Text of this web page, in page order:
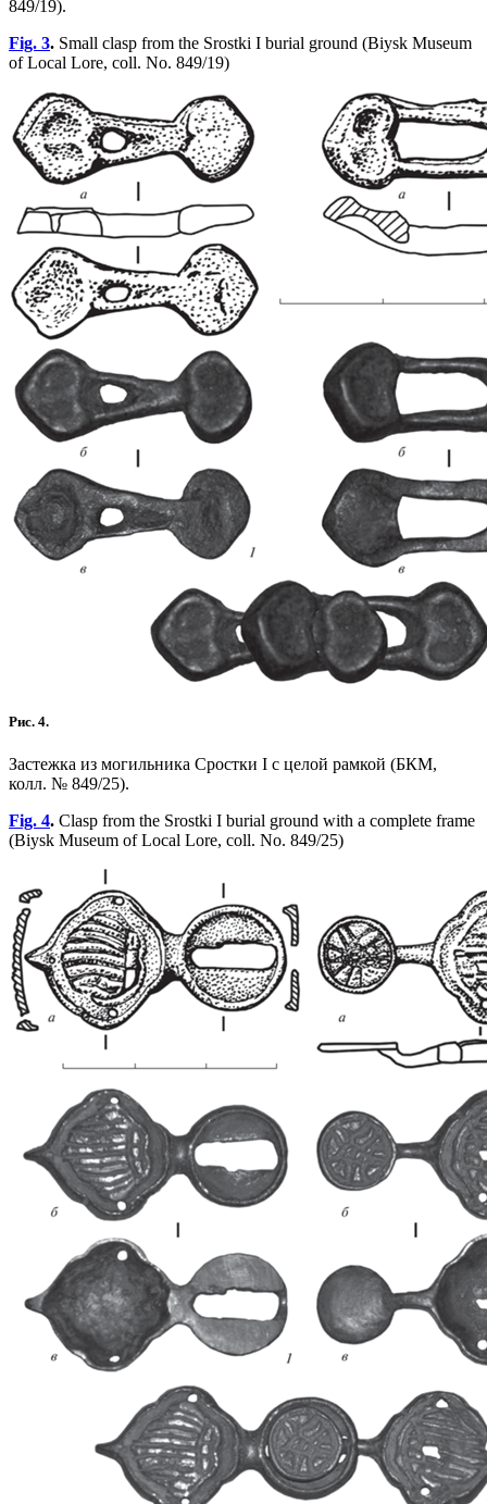
849/19).
Fig. 3. Small clasp from the Srostki I burial ground (Biysk Museum
of Local Lore, coll. No. 849/19)
Рис. 4.
Застежка из могильника Сростки I с целой рамкой (БКМ,
колл. № 849/25).
Fig. 4. Clasp from the Srostki I burial ground with a complete frame
(Biysk Museum of Local Lore, coll. No. 849/25)